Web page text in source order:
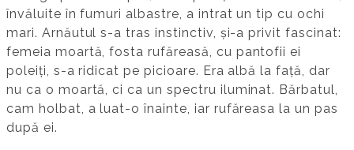
învăluite în fumuri albastre, a intrat un tip cu ochi
mari. Arnăutul s-a tras instinctiv, și-a privit fascinat:
femeia moartă, fosta rufăreasă, cu pantofii ei
poleiți, s-a ridicat pe picioare. Era albă la față, dar
nu ca o moartă, ci ca un spectru iluminat. Bărbatul,
cam holbat, a luat-o înainte, iar rufăreasa la un pas
după ei.